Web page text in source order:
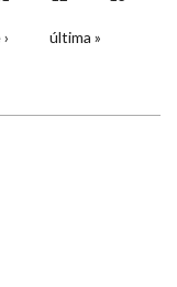
última »